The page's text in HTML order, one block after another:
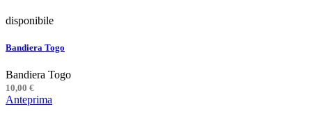
disponibile
Bandiera Togo
Bandiera Togo
10,00 €
Anteprima